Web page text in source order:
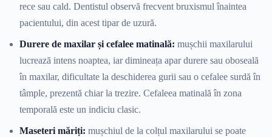
rece sau cald. Dentistul observă frecvent bruxismul înaintea
pacientului, din acest tipar de uzură.
Durere de maxilar și cefalee matinală: mușchii maxilarului
lucrează intens noaptea, iar dimineața apar durere sau oboseală
în maxilar, dificultate la deschiderea gurii sau o cefalee surdă în
tâmple, prezentă chiar la trezire. Cefaleea matinală în zona
temporală este un indiciu clasic.
Maseteri măriți: mușchiul de la colțul maxilarului se poate